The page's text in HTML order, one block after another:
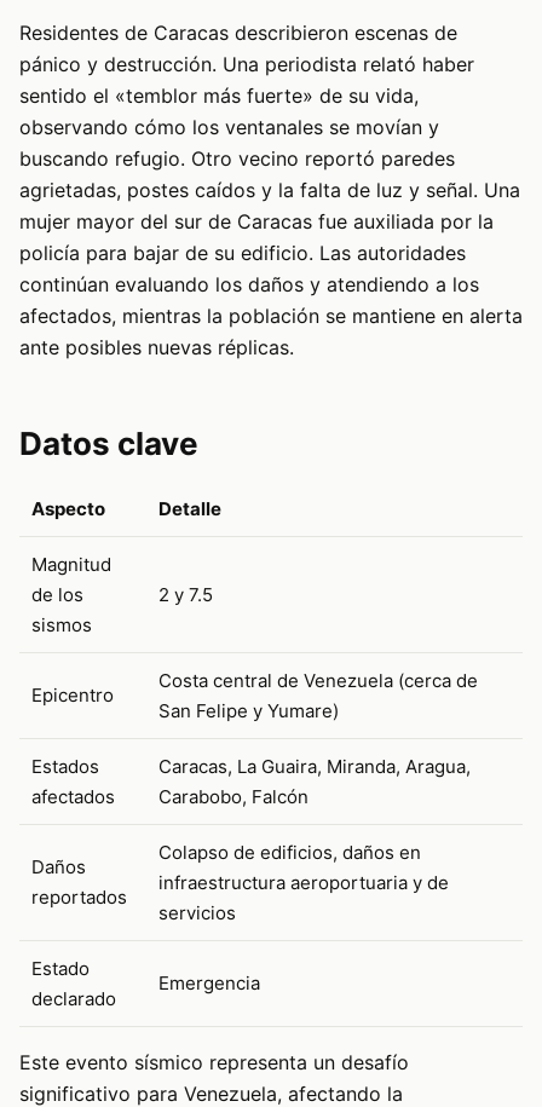
Residentes de Caracas describieron escenas de
pánico y destrucción. Una periodista relató haber
sentido el «temblor más fuerte» de su vida,
observando cómo los ventanales se movían y
buscando refugio. Otro vecino reportó paredes
agrietadas, postes caídos y la falta de luz y señal. Una
mujer mayor del sur de Caracas fue auxiliada por la
policía para bajar de su edificio. Las autoridades
continúan evaluando los daños y atendiendo a los
afectados, mientras la población se mantiene en alerta
ante posibles nuevas réplicas.
Datos clave
Aspecto Detalle
Magnitud
de los
sismos
2 y 7.5
Epicentro
Costa central de Venezuela (cerca de
San Felipe y Yumare)
Estados
afectados
Caracas, La Guaira, Miranda, Aragua,
Carabobo, Falcón
Daños
reportados
Colapso de edificios, daños en
infraestructura aeroportuaria y de
servicios
Estado
declarado
Emergencia
Este evento sísmico representa un desafío
significativo para Venezuela, afectando la